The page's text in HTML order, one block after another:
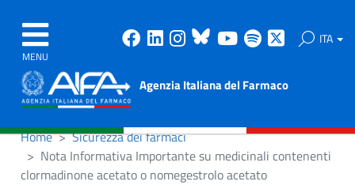
MENU
Facebook
Linkedin
Instagram
Bluesky
Youtube
Spotify ITA
Agenzia Italiana del Farmaco
Home
Sicurezza dei farmaci
Nota Informativa Importante su medicinali contenenti
clormadinone acetato o nomegestrolo acetato